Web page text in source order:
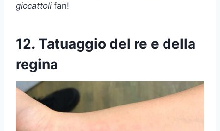
giocattoli fan!
12. Tatuaggio del re e della
regina